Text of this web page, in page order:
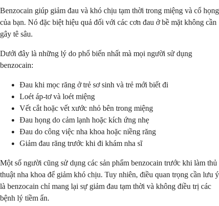
Benzocain giúp giảm đau và khó chịu tạm thời trong miệng và cổ họng
của bạn. Nó đặc biệt hiệu quả đối với các cơn đau ở bề mặt không cần
gây tê sâu.
Dưới đây là những lý do phổ biến nhất mà mọi người sử dụng
benzocain:
Đau khi mọc răng ở trẻ sơ sinh và trẻ mới biết đi
Loét áp-tơ và loét miệng
Vết cắt hoặc vết xước nhỏ bên trong miệng
Đau họng do cảm lạnh hoặc kích ứng nhẹ
Đau do công việc nha khoa hoặc niềng răng
Giảm đau răng trước khi đi khám nha sĩ
Một số người cũng sử dụng các sản phẩm benzocain trước khi làm thủ
thuật nha khoa để giảm khó chịu. Tuy nhiên, điều quan trọng cần lưu ý
là benzocain chỉ mang lại sự giảm đau tạm thời và không điều trị các
bệnh lý tiềm ẩn.